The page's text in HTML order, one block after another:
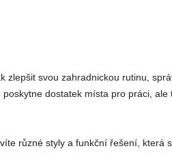
zlepšit svou zahradnickou rutinu,
poskytne dostatek místa pro práci,
různé styly a funkční řešení, která